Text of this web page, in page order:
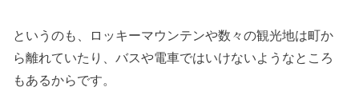
というのも、ロッキーマウンテンや数々の観光地は町か
ら離れていたり、バスや電車ではいけないようなところ
もあるからです。